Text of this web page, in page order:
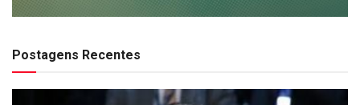
Postagens Recentes